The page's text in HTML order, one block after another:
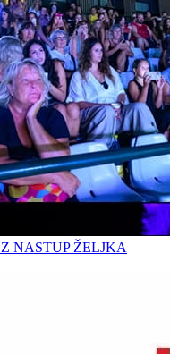
NASTUP ŽELJKA